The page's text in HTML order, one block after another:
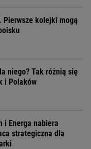
Pierwsze kolejki mogą
niego? Tak różnią się
i Polaków
i Energa nabiera
strategiczna dla